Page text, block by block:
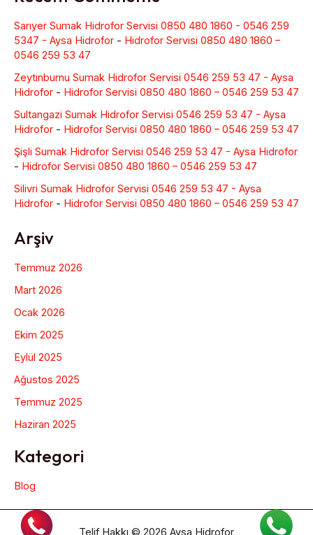
Sarıyer Sumak Hidrofor Servisi 0850 480 1860 - 0546 259
5347 - Aysa Hidrofor - Hidrofor Servisi 0850 480 1860 –
0546 259 53 47
Zeytinburnu Sumak Hidrofor Servisi 0546 259 53 47 - Aysa
Hidrofor - Hidrofor Servisi 0850 480 1860 – 0546 259 53 47
Sultangazi Sumak Hidrofor Servisi 0546 259 53 47 - Aysa
Hidrofor - Hidrofor Servisi 0850 480 1860 – 0546 259 53 47
Şişli Sumak Hidrofor Servisi 0546 259 53 47 - Aysa Hidrofor
- Hidrofor Servisi 0850 480 1860 – 0546 259 53 47
Silivri Sumak Hidrofor Servisi 0546 259 53 47 - Aysa
Hidrofor - Hidrofor Servisi 0850 480 1860 – 0546 259 53 47
Arşiv
Temmuz 2026
Mart 2026
Ocak 2026
Ekim 2025
Eylül 2025
Ağustos 2025
Temmuz 2025
Haziran 2025
Kategori
Blog
Telif Hakkı © 2026 Aysa Hidrofor